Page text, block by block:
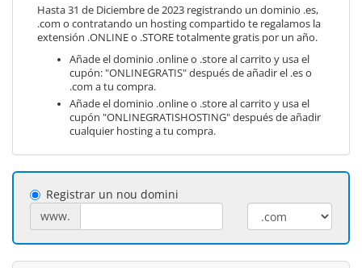
Hasta 31 de Diciembre de 2023 registrando un dominio .es,
.com o contratando un hosting compartido te regalamos la
extensión .ONLINE o .STORE totalmente gratis por un año.
Añade el dominio .online o .store al carrito y usa el
cupón: "ONLINEGRATIS" después de añadir el .es o
.com a tu compra.
Añade el dominio .online o .store al carrito y usa el
cupón "ONLINEGRATISHOSTING" después de añadir
cualquier hosting a tu compra.
Registrar un nou domini
www.